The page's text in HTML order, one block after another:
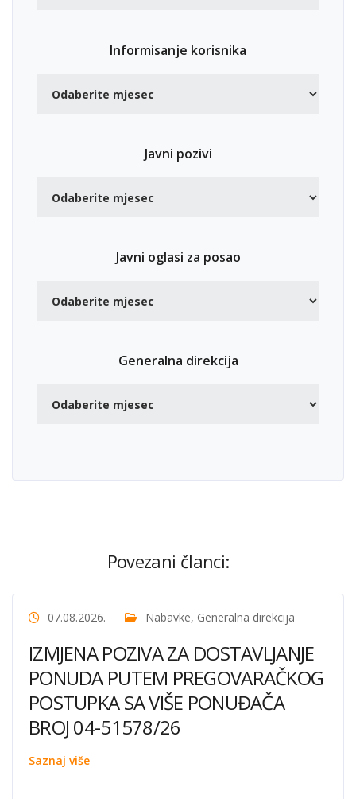
Informisanje korisnika
Javni pozivi
Javni oglasi za posao
Generalna direkcija
Povezani članci:
07.08.2026. Nabavke, Generalna direkcija
IZMJENA POZIVA ZA DOSTAVLJANJE
PONUDA PUTEM PREGOVARAČKOG
POSTUPKA SA VIŠE PONUĐAČA
BROJ 04-51578/26
Saznaj više